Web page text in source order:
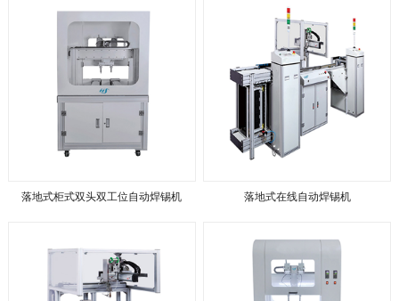
落地式柜式双头双工位自动焊锡机 落地式在线自动焊锡机